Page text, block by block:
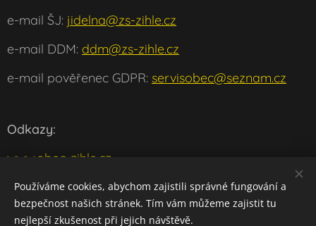
e-mail ŠJ: jidelna@zs-zihle.cz
e-mail DDM: ddm@zs-zihle.cz
e-mail pověřenec GDPR: servisobec@seznam.cz
Odkazy:
www.obec-zihle.cz
www.msmt.cz
www.klaster-plasy.cz
Používáme cookies, abychom zajistili správné fungování a
bezpečnost našich stránek. Tím vám můžeme zajistit tu
nejlepší zkušenost při jejich návštěvě.